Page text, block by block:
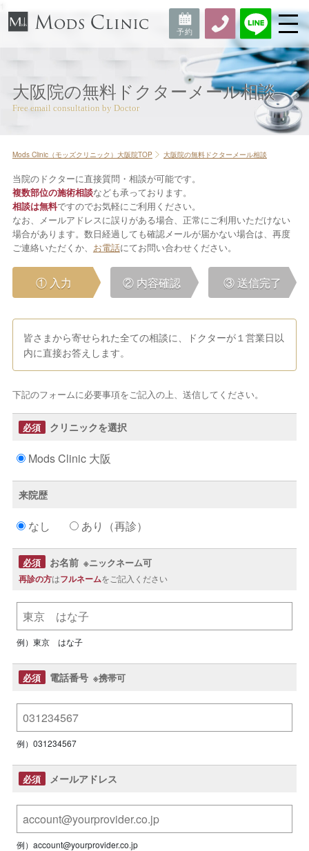
大阪院の無料ドクターメール相談
Mods Clinic（モッズクリニック）大阪院TOP 大阪院の無料ドクターメール相談
当院のドクターに直接質問・相談が可能です。
複数部位の施術相談なども承っております。
相談は無料ですのでお気軽にご利用ください。
なお、メールアドレスに誤りがある場合、正常にご利用いただけない
場合があります。数日経過しても確認メールが届かない場合は、再度
ご連絡いただくか、 お電話にてお問い合わせください。
① 入力 ② 内容確認 ③ 送信完了
皆さまから寄せられた全ての相談に、ドクターが１営業日以
内に直接お答えします。
下記のフォームに必要事項をご記入の上、送信してください。
クリニックを選択
Mods Clinic 大阪
来院歴
なし あり（再診）
お名前 ※ニックネーム可
再診の方はフルネームをご記入ください
例）東京 はな子
電話番号 ※携帯可
例）031234567
メールアドレス
例）account@yourprovider.co.jp